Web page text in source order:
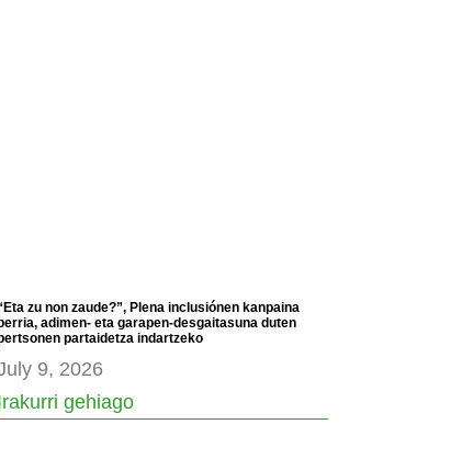
zu non zaude?”, Plena inclusiónen kanpaina
berria, adimen- eta garapen-desgaitasuna duten
partaidetza indartzeko
9, 2026
gehiago